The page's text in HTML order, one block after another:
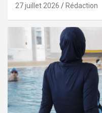
27 juillet 2026 Rédaction